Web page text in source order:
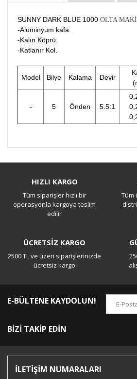
SUNNY DARK BLUE 1000 OLTA
-Alüminyum kafa.
-Kalın Köprü.
-Katlanır Kol.
Model Bilye Kalama Devir
- 5 Önden 5.5:1
Yorum Yaz
HIZLI KARGO
Tüm siparişler hızlı bir
operasyonla kargoya teslim
edilir
Tüm
ÜCRETSİZ KARGO
2500 TL ve üzeri siparişlerinizde
ücretsiz kargo
E-BÜLTENE KAYDOLUN!
BİZİ TAKİP EDİN
İLETİŞİM NUMARALARI